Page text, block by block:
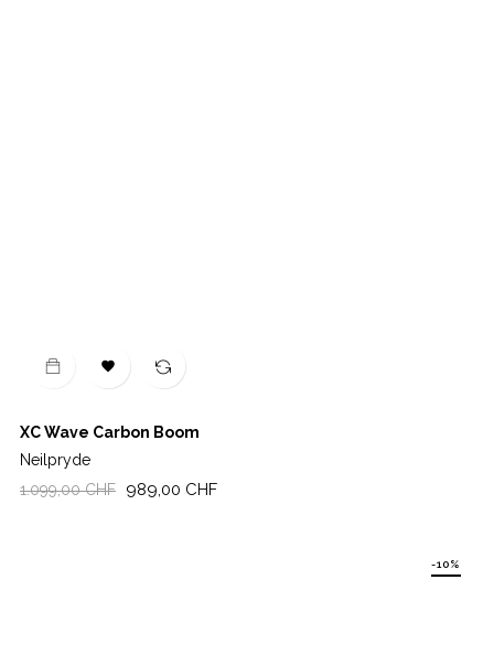

XC Wave Carbon Boom
Neilpryde
Regulärer
1.099,00 CHF Preis
989,00 CHF
-10%